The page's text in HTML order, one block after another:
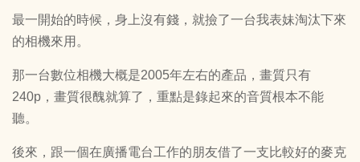
最一開始的時候，身上沒有錢，就撿了一台我表妹淘汰下來
的相機來用。
那一台數位相機大概是2005年左右的產品，畫質只有
240p，畫質很醜就算了，重點是錄起來的音質根本不能
聽。
後來，跟一個在廣播電台工作的朋友借了一支比較好的麥克